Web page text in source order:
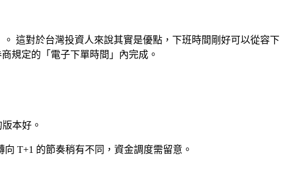
。 這對於台灣投資人來說其實是優點，下班時間剛好可以從容下
規定的「電子下單時間」內完成。
本好。
T+1 的節奏稍有不同，資金調度需留意。